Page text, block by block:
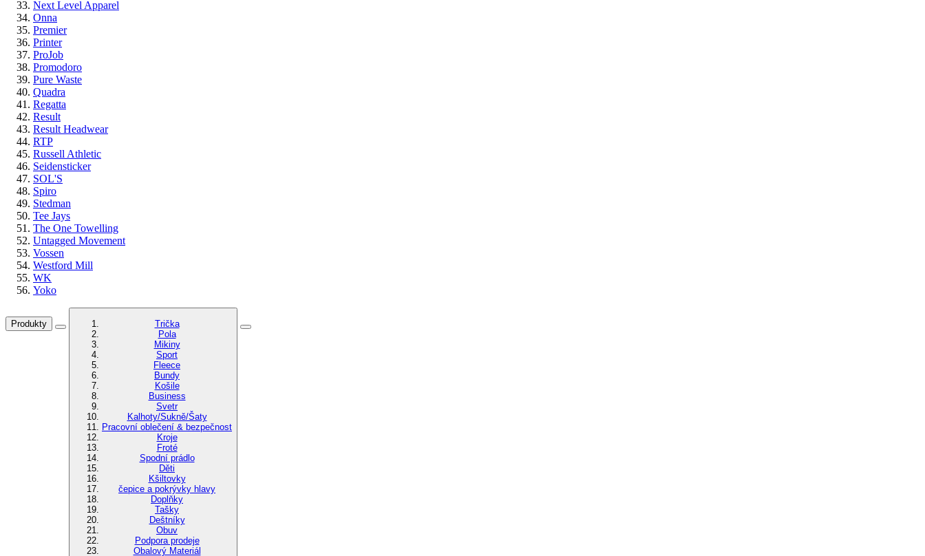
Next Level Apparel
Onna
Premier
Printer
ProJob
Promodoro
Pure Waste
Quadra
Regatta
Result
Result Headwear
RTP
Russell Athletic
Seidensticker
SOL'S
Spiro
Stedman
Tee Jays
The One Towelling
Untagged Movement
Vossen
Westford Mill
WK
Yoko
Produkty
Trička
Pola
Mikiny
Sport
Fleece
Bundy
Košile
Business
Svetr
Kalhoty/Sukně/Šaty
Pracovní oblečení & bezpečnost
Kroje
Froté
Spodní prádlo
Děti
Kšiltovky
čepice a pokrývky hlavy
Doplňky
Tašky
Deštníky
Obuv
Podpora prodeje
Obalový Materiál